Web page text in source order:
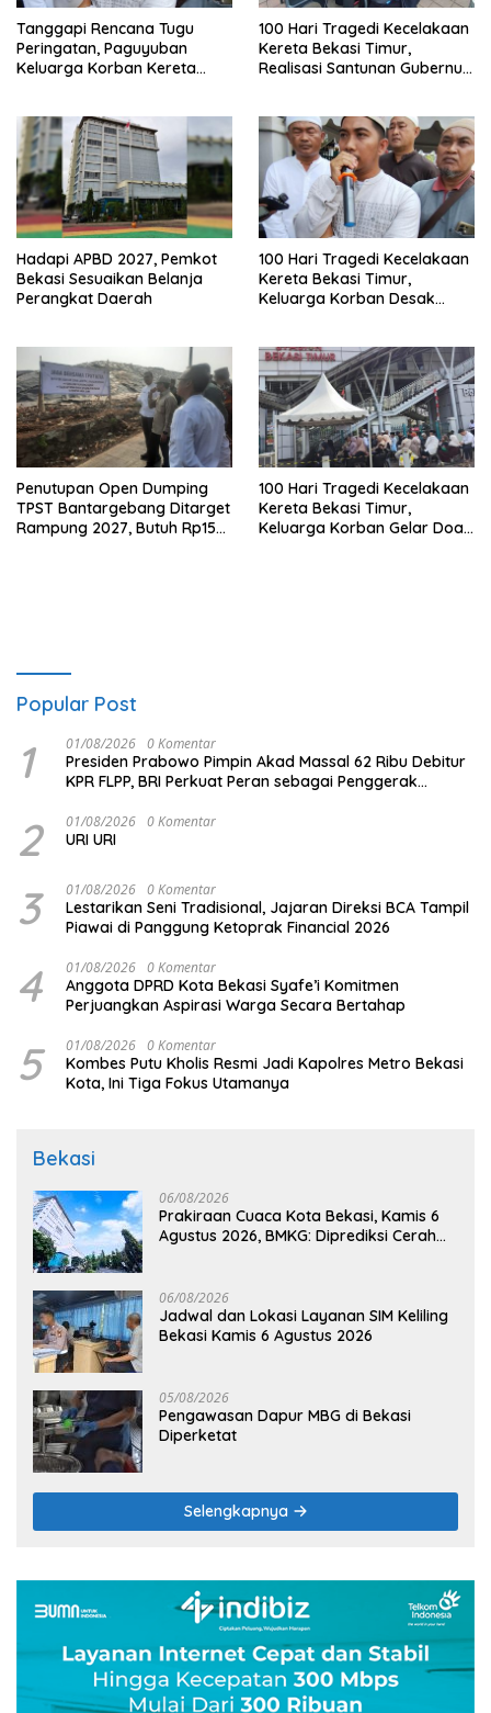
Tanggapi Rencana Tugu
Peringatan, Paguyuban
Keluarga Korban Kereta
Keselamatan Lebih Dulu
100 Hari Tragedi Kecelakaan
Kereta Bekasi Timur,
Realisasi Santunan Gubernur
Hadapi APBD 2027, Pemkot
Bekasi Sesuaikan Belanja
Perangkat Daerah
100 Hari Tragedi Kecelakaan
Kereta Bekasi Timur,
Keluarga Korban Desak
Penutupan Open Dumping
TPST Bantargebang Ditarget
Rampung 2027, Butuh Rp150
100 Hari Tragedi Kecelakaan
Kereta Bekasi Timur,
Keluarga Korban Gelar Doa
Popular Post
1 01/08/2026 0 Komentar
Presiden Prabowo Pimpin Akad Massal 62 Ribu Debitur
KPR FLPP, BRI Perkuat Peran sebagai Penggerak
2 01/08/2026 0 Komentar
URI URI
3 01/08/2026 0 Komentar
Lestarikan Seni Tradisional, Jajaran Direksi BCA Tampil
Piawai di Panggung Ketoprak Financial 2026
4 01/08/2026 0 Komentar
Anggota DPRD Kota Bekasi Syafe’i Komitmen
Perjuangkan Aspirasi Warga Secara Bertahap
5 01/08/2026 0 Komentar
Kombes Putu Kholis Resmi Jadi Kapolres Metro Bekasi
Kota, Ini Tiga Fokus Utamanya
Bekasi
06/08/2026
Prakiraan Cuaca Kota Bekasi, Kamis 6
Agustus 2026, BMKG: Diprediksi Cerah
06/08/2026
Jadwal dan Lokasi Layanan SIM Keliling
Bekasi Kamis 6 Agustus 2026
05/08/2026
Pengawasan Dapur MBG di Bekasi
Diperketat
Selengkapnya